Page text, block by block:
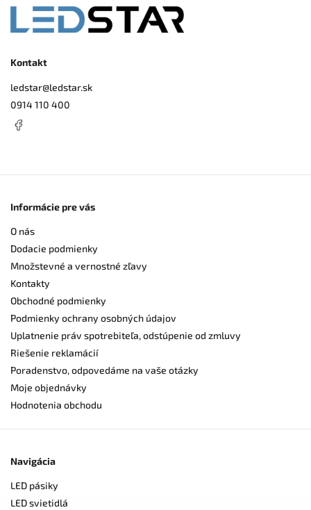
Kontakt
ledstar@ledstar.sk
0914 110 400
Informácie pre vás
O nás
Dodacie podmienky
Množstevné a vernostné zľavy
Kontakty
Obchodné podmienky
Podmienky ochrany osobných údajov
Uplatnenie práv spotrebiteľa, odstúpenie od zmluvy
Riešenie reklamácií
Poradenstvo, odpovedáme na vaše otázky
Moje objednávky
Hodnotenia obchodu
Navigácia
LED pásiky
LED svietidlá